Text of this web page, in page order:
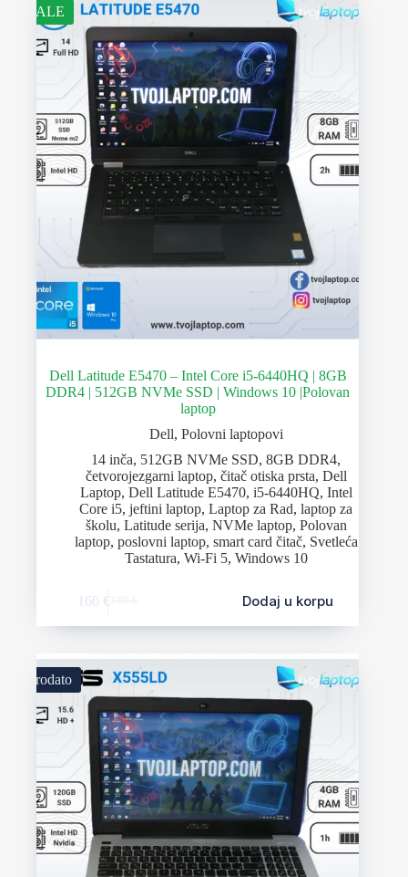
SALE
Dell Latitude E5470 – Intel Core i5-6440HQ | 8GB
DDR4 | 512GB NVMe SSD | Windows 10 |Polovan
laptop
Dell, Polovni laptopovi
14 inča, 512GB NVMe SSD,8GB DDR4,
četvorojezgarni laptop, čitač otiska prsta, Dell
Laptop, Dell Latitude E5470, i5-6440HQ, Intel
Core i5,jeftini laptop,Laptop za Rad,laptop za
školu, Latitude serija, NVMe laptop, Polovan
laptop, poslovni laptop, smart card čitač, Svetleća
Tastatura, Wi-Fi 5, Windows 10
160 € Dodaj u korpu
Prodato